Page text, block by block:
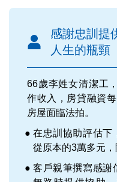
感謝忠訓提
人生的瓶頸
66歲李姓女清潔工
作收入，房貸融資
房屋面臨法拍。
在忠訓協助評估下
從原本的3萬多元，
客戶親筆撰寫感謝